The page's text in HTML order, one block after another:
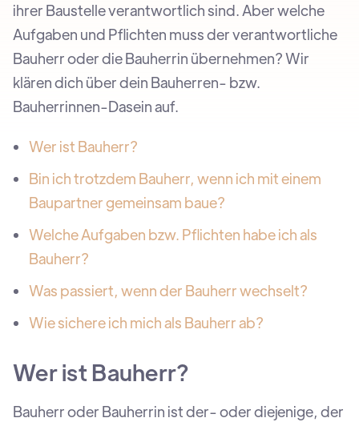
ihrer Baustelle verantwortlich sind. Aber welche
Aufgaben und Pflichten muss der verantwortliche
Bauherr oder die Bauherrin übernehmen? Wir
klären dich über dein Bauherren- bzw.
Bauherrinnen-Dasein auf.
Wer ist Bauherr?
Bin ich trotzdem Bauherr, wenn ich mit einem
Baupartner gemeinsam baue?
Welche Aufgaben bzw. Pflichten habe ich als
Bauherr?
Was passiert, wenn der Bauherr wechselt?
Wie sichere ich mich als Bauherr ab?
Wer ist Bauherr?
Bauherr oder Bauherrin ist der- oder diejenige, der